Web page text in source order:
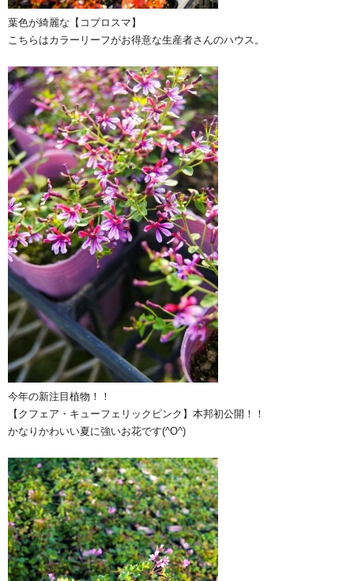
葉色が綺麗な【コプロスマ】
こちらはカラーリーフがお得意な生産者さんのハウス。
今年の新注目植物！！
【クフェア・キューフェリックピンク】本邦初公開！！
かなりかわいい夏に強いお花です(^O^)